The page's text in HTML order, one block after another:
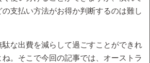
支払い方法がお得か判断するのは難し
な出費を減らして過ごすことができれ
。そこで今回の記事では、オーストラ